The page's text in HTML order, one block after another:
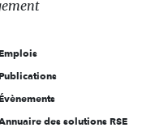
des solutions RSE